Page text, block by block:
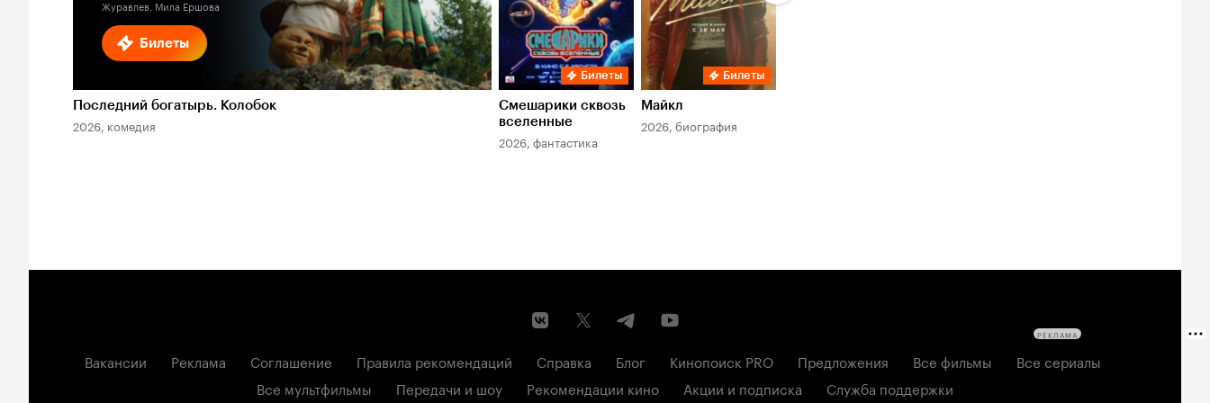
Билеты
Журавлев, Мила Ершова
Последний богатырь. Колобок
2026, комедия
Билеты
Смешарики сквозь
вселенные
2026, фантастика
Билеты
Майкл
2026, биография
Вакансии Реклама Соглашение Правила рекомендаций Справка Блог Кинопоиск PRO Предложения Все фильмы
Все сериалы
Все мультфильмы
Передачи и шоу Рекомендации кино Акции и подписка Служба поддержки
РЕКЛАМА